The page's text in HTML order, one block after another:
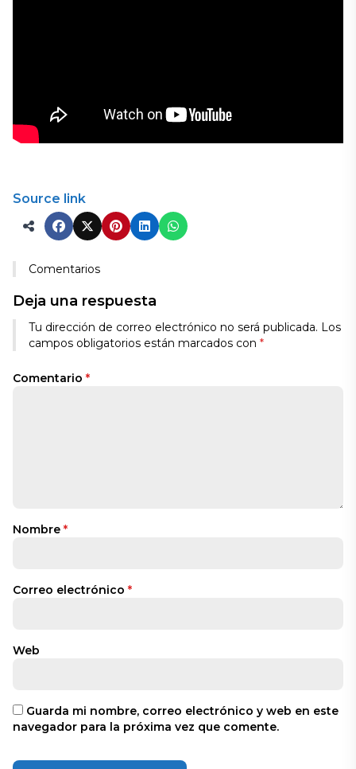
Source link
Comentarios
Deja una respuesta
Tu dirección de correo electrónico no será publicada. Los
campos obligatorios están marcados con *
Comentario *
Nombre *
Correo electrónico *
Web
Guarda mi nombre, correo electrónico y web en este
navegador para la próxima vez que comente.